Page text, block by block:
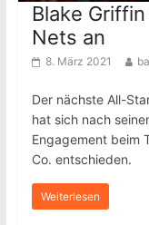
Blake
Nets an
8. März 2021
Der nächste All-
hat sich nach
Engagement beim
Co. entschieden.
Weiterlesen